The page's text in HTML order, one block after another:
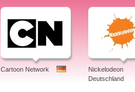
Cartoon Network
Nickelodeon
Deutschland